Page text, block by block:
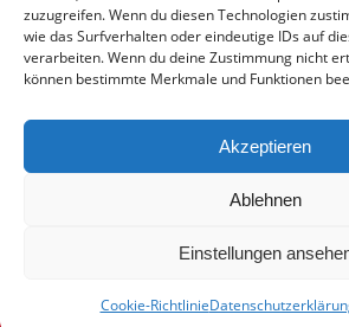
zuzugreifen. Wenn du diesen Technologien
wie das Surfverhalten oder eindeutige IDs auf
verarbeiten. Wenn du deine Zustimmung nicht
können bestimmte Merkmale und Funktionen
Akzeptieren
Ablehnen
Einstellungen
Cookie-Richtlinie
1:1 Sieben (47.)
1:2 Kappner (75.)
Alle bisherigen Partien der beiden
anzeigen
© VfR Wormatia Worms